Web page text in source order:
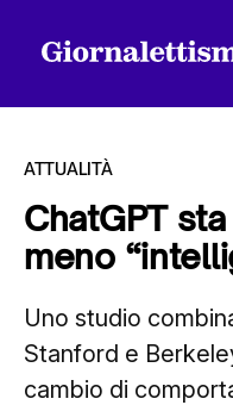
Tutti gli articoli
Chi siamo
ATTUALITÀ
ChatGPT
meno
Uno studio
Stanford e
cambio di